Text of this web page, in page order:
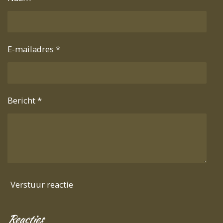
E-mailadres *
Bericht *
Verstuur reactie
Reacties